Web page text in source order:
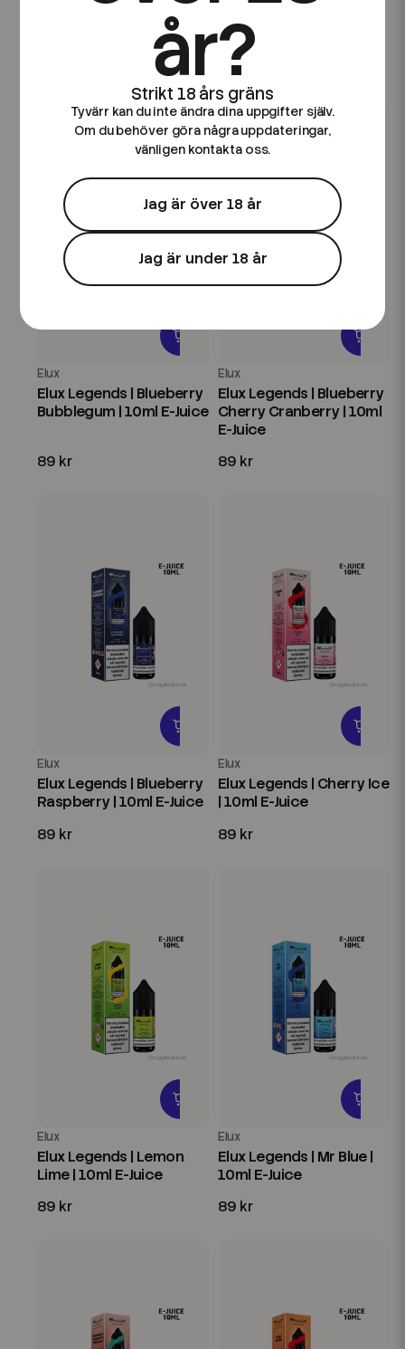
Elux Legends | Apple
Peach | 10ml E-Juice
Elux Legends | Berry
Lemonade | 10ml E-Juice
89 kr
Elux
Elux Legends | Blueberry
Bubblegum | 10ml E-Juice
89 kr
Elux
Elux Legends | Blueberry
Cherry Cranberry | 10ml
E-Juice
89 kr
Elux
Elux Legends | Blueberry
Raspberry | 10ml E-Juice
89 kr
Elux
Elux Legends | Cherry Ice
| 10ml E-Juice
89 kr
Elux
Elux Legends | Lemon
Lime | 10ml E-Juice
89 kr
Elux
Elux Legends | Mr Blue |
10ml E-Juice
89 kr
år?
Tyvärr kan du inte ändra dina uppgifter själv.
Om du behöver göra några uppdateringar,
vänligen kontakta oss.
Jag är över 18 år
Jag är under 18 år